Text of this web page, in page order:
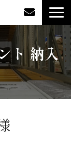
ト 納入